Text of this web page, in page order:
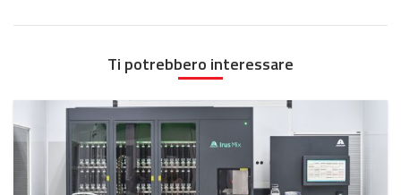
Ti potrebbero interessare